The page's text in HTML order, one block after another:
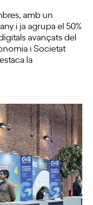
amb un
i ja agrupa el 50%
avançats del
i Societat
la